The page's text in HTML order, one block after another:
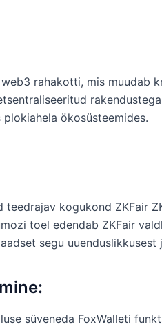
rahakotti, mis muudab
ökosüsteemides.
kogukond ZKFair
toel edendab ZKFair
segu uuenduslikkusest
süveneda FoxWalleti